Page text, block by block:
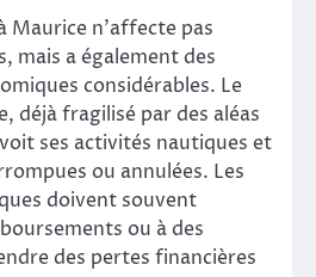
Maurice n’affecte pas
mais a également des
considérables. Le
déjà fragilisé par des aléas
ses activités nautiques et
ou annulées. Les
doivent souvent
ou à des
des pertes financières